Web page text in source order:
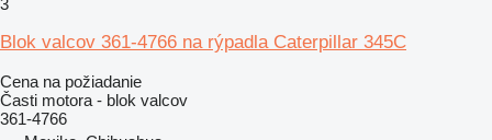
3
Blok valcov 361-4766 na rýpadla Caterpillar 345C
Cena na požiadanie
Časti motora - blok valcov
361-4766